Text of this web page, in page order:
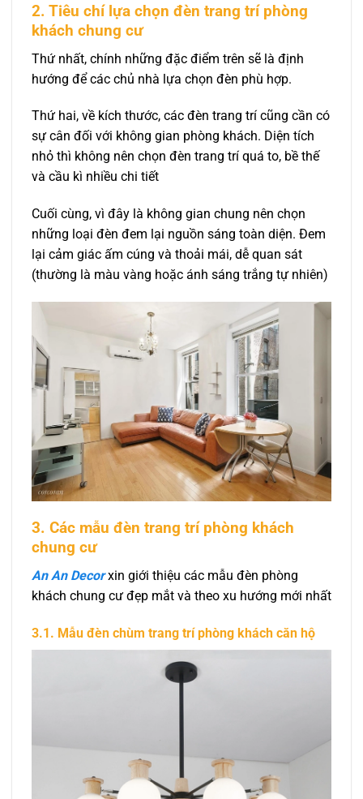
2. Tiêu chí lựa chọn đèn trang trí phòng
khách chung cư
Thứ nhất, chính những đặc điểm trên sẽ là định
hướng để các chủ nhà lựa chọn đèn phù hợp.
Thứ hai, về kích thước, các đèn trang trí cũng cần có
sự cân đối với không gian phòng khách. Diện tích
nhỏ thì không nên chọn đèn trang trí quá to, bề thế
và cầu kì nhiều chi tiết
Cuối cùng, vì đây là không gian chung nên chọn
những loại đèn đem lại nguồn sáng toàn diện. Đem
lại cảm giác ấm cúng và thoải mái, dễ quan sát
(thường là màu vàng hoặc ánh sáng trắng tự nhiên)
3. Các mẫu đèn trang trí phòng khách
chung cư
An An Decorxin giới thiệu các mẫu đèn phòng
khách chung cư đẹp mắt và theo xu hướng mới nhất
3.1. Mẫu đèn chùm trang trí phòng khách căn hộ